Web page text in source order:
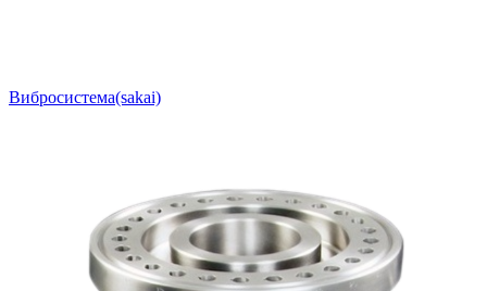
Вибросистема(sakai)